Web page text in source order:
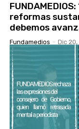
reformas
debemos
Fundamedios - Dic 20,